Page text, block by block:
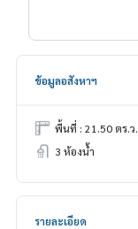
ข้อมูลอสังหาฯ
พื้นที่ : 21.50 ตร.ว.
3 ห้องน้ำ
รายละเอียด